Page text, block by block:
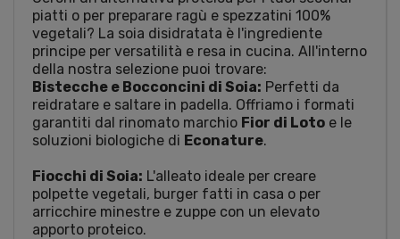
piatti o per preparare ragù e spezzatini 100%
vegetali? La soia disidratata è l'ingrediente
principe per versatilità e resa in cucina. All'interno
della nostra selezione puoi trovare:
Bistecche e Bocconcini di Soia: Perfetti da
reidratare e saltare in padella. Offriamo i formati
garantiti dal rinomato marchio Fior di Loto e le
soluzioni biologiche di Econature.
Fiocchi di Soia: L'alleato ideale per creare
polpette vegetali, burger fatti in casa o per
arricchire minestre e zuppe con un elevato
apporto proteico.